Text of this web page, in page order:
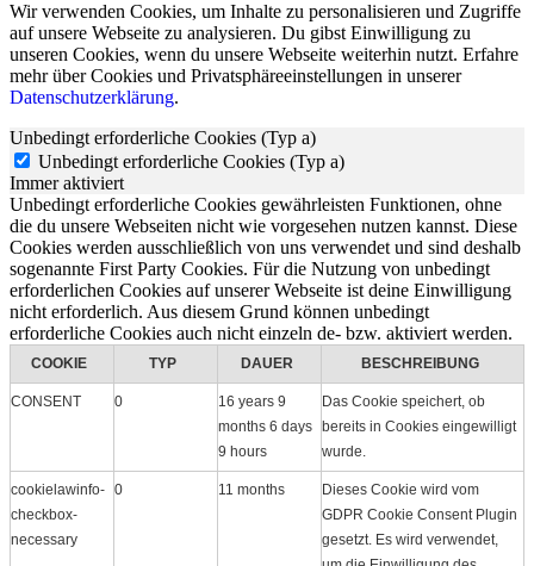
Wir verwenden Cookies, um Inhalte zu personalisieren und Zugriffe
auf unsere Webseite zu analysieren. Du gibst Einwilligung zu
unseren Cookies, wenn du unsere Webseite weiterhin nutzt. Erfahre
mehr über Cookies und Privatsphäreeinstellungen in unserer
Datenschutzerklärung.
Unbedingt erforderliche Cookies (Typ a)
Unbedingt erforderliche Cookies (Typ a)
Immer aktiviert
Unbedingt erforderliche Cookies gewährleisten Funktionen, ohne
die du unsere Webseiten nicht wie vorgesehen nutzen kannst. Diese
Cookies werden ausschließlich von uns verwendet und sind deshalb
sogenannte First Party Cookies. Für die Nutzung von unbedingt
erforderlichen Cookies auf unserer Webseite ist deine Einwilligung
nicht erforderlich. Aus diesem Grund können unbedingt
erforderliche Cookies auch nicht einzeln de- bzw. aktiviert werden.
COOKIE TYP DAUER BESCHREIBUNG
CONSENT 0
16 years 9
months 6 days
9 hours
Das Cookie speichert, ob
bereits in Cookies eingewilligt
wurde.
cookielawinfo-
checkbox-
necessary
0 11 months
Dieses Cookie wird vom
GDPR Cookie Consent Plugin
gesetzt. Es wird verwendet,